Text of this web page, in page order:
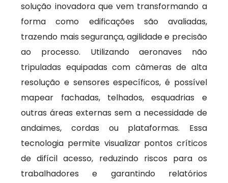
solução inovadora que vem transformando a
forma como edificações são avaliadas,
trazendo mais segurança, agilidade e precisão
ao processo. Utilizando aeronaves não
tripuladas equipadas com câmeras de alta
resolução e sensores específicos, é possível
mapear fachadas, telhados, esquadrias e
outras áreas externas sem a necessidade de
andaimes, cordas ou plataformas. Essa
tecnologia permite visualizar pontos críticos
de difícil acesso, reduzindo riscos para os
trabalhadores e garantindo relatórios